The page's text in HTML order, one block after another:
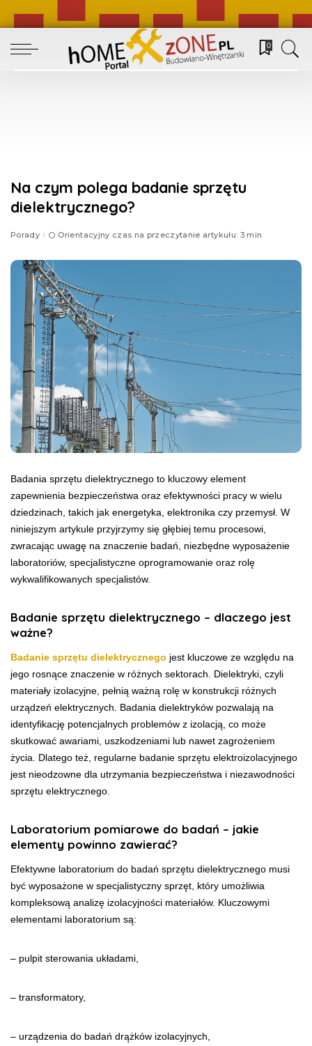
0
Na czym polega badanie sprzętu
dielektrycznego?
Porady Orientacyjny czas na przeczytanie artykułu: 3 min
Badania sprzętu dielektrycznego to kluczowy element
zapewnienia bezpieczeństwa oraz efektywności pracy w wielu
dziedzinach, takich jak energetyka, elektronika czy przemysł. W
niniejszym artykule przyjrzymy się głębiej temu procesowi,
zwracając uwagę na znaczenie badań, niezbędne wyposażenie
laboratoriów, specjalistyczne oprogramowanie oraz rolę
wykwalifikowanych specjalistów.
Badanie sprzętu dielektrycznego – dlaczego jest
ważne?
Badanie sprzętu dielektrycznego jest kluczowe ze względu na
jego rosnące znaczenie w różnych sektorach. Dielektryki, czyli
materiały izolacyjne, pełnią ważną rolę w konstrukcji różnych
urządzeń elektrycznych. Badania dielektryków pozwalają na
identyfikację potencjalnych problemów z izolacją, co może
skutkować awariami, uszkodzeniami lub nawet zagrożeniem
życia. Dlatego też, regularne badanie sprzętu elektroizolacyjnego
jest nieodzowne dla utrzymania bezpieczeństwa i niezawodności
sprzętu elektrycznego.
Laboratorium pomiarowe do badań – jakie
elementy powinno zawierać?
Efektywne laboratorium do badań sprzętu dielektrycznego musi
być wyposażone w specjalistyczny sprzęt, który umożliwia
kompleksową analizę izolacyjności materiałów. Kluczowymi
elementami laboratorium są:
– pulpit sterowania układami,
– transformatory,
– urządzenia do badań drążków izolacyjnych,